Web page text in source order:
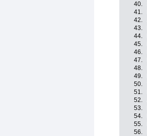
40.
41.
42.
43.
44.
45.
46.
47.
48.
49.
50.
51.
52.
53.
54.
55.
56.